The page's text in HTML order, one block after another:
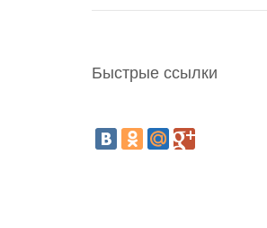
Быстрые ссылки